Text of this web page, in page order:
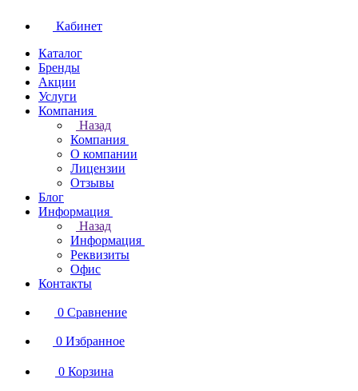
Кабинет
Каталог
Бренды
Акции
Услуги
Компания
Назад
Компания
О компании
Лицензии
Отзывы
Блог
Информация
Назад
Информация
Реквизиты
Офис
Контакты
0 Сравнение
0 Избранное
0 Корзина